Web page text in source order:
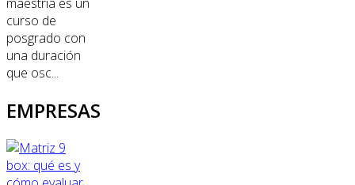
curso de
posgrado con
una duración
que osc...
EMPRESAS